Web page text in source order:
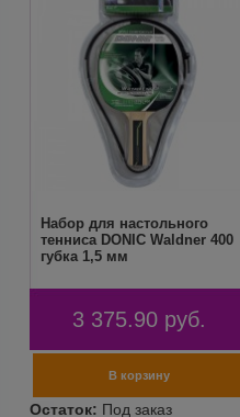
Набор для настольного
тенниса DONIC Waldner 400
губка 1,5 мм
3 375.90 руб.